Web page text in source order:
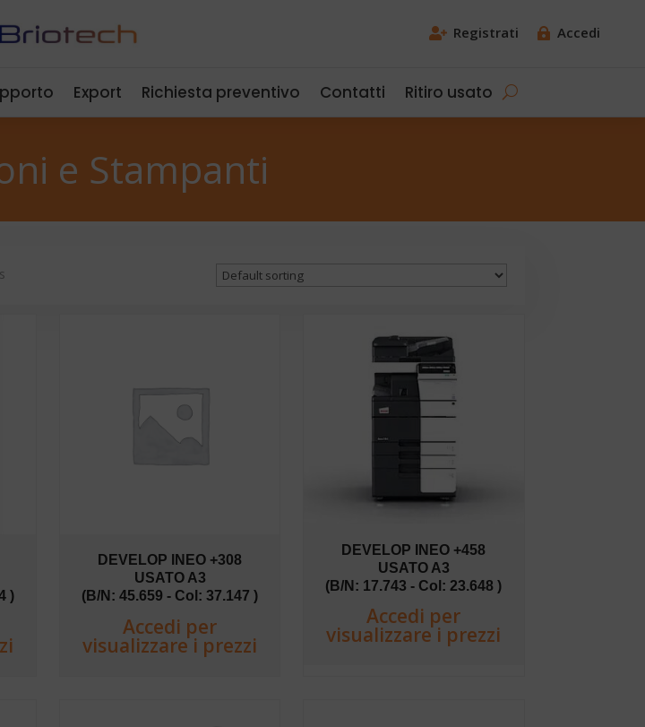
 Registrati  Accedi
Export Richiesta preventivo Contatti Ritiro usato
e Stampanti
)
DEVELOP INEO +308
USATO A3
(B/N: 45.659 - Col: 37.147 )
Accedi per
visualizzare i prezzi
DEVELOP INEO +458
USATO A3
(B/N: 17.743 - Col: 23.648 )
Accedi per
visualizzare i prezzi